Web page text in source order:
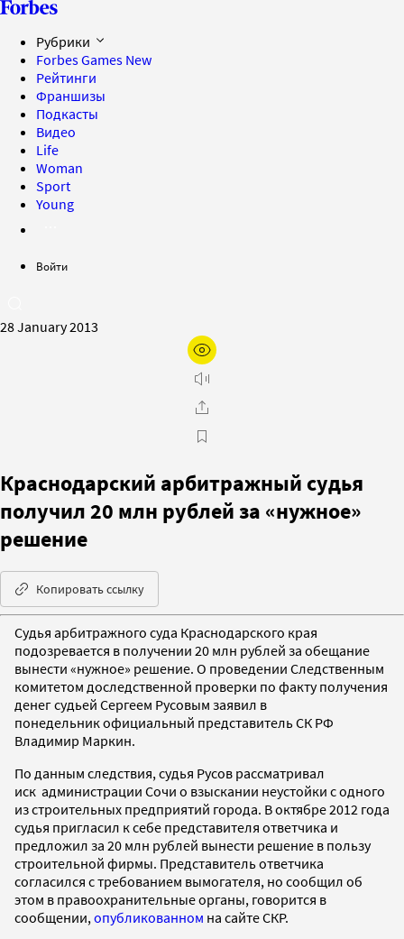
Рубрики
Forbes Games New
Рейтинги
Франшизы
Подкасты
Видео
Life
Woman
Sport
Young
Войти
28 January 2013
Краснодарский арбитражный судья
получил 20 млн рублей за «нужное»
решение
Копировать ссылку
Судья арбитражного суда Краснодарского края
подозревается в получении 20 млн рублей за обещание
вынести «нужное» решение. О проведении Следственным
комитетом доследственной проверки по факту получения
денег судьей Сергеем Русовым заявил в
понедельник официальный представитель СК РФ
Владимир Маркин.
По данным следствия, судья Русов рассматривал
иск администрации Сочи о взыскании неустойки с одного
из строительных предприятий города. В октябре 2012 года
судья пригласил к себе представителя ответчика и
предложил за 20 млн рублей вынести решение в пользу
строительной фирмы. Представитель ответчика
согласился с требованием вымогателя, но сообщил об
этом в правоохранительные органы, говорится в
сообщении, опубликованном на сайте СКР.